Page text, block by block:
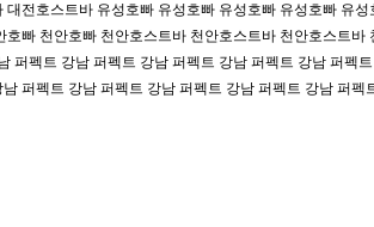
대전호스트바 유성호빠 유성호빠 유성호빠 유성호빠 유성
호빠 천안호빠 천안호스트바 천안호스트바 천안호스트바
퍼펙트 강남 퍼펙트 강남 퍼펙트 강남 퍼펙트 강남 퍼펙트
남 퍼펙트 강남 퍼펙트 강남 퍼펙트 강남 퍼펙트 강남 퍼펙